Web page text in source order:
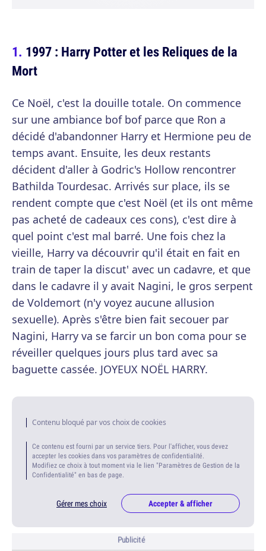
1997 : Harry Potter et les Reliques de la
Mort
Ce Noël, c'est la douille totale. On commence
sur une ambiance bof bof parce que Ron a
décidé d'abandonner Harry et Hermione peu de
temps avant. Ensuite, les deux restants
décident d'aller à Godric's Hollow rencontrer
Bathilda Tourdesac. Arrivés sur place, ils se
rendent compte que c'est Noël (et ils ont même
pas acheté de cadeaux ces cons), c'est dire à
quel point c'est mal barré. Une fois chez la
vieille, Harry va découvrir qu'il était en fait en
train de taper la discut' avec un cadavre, et que
dans le cadavre il y avait Nagini, le gros serpent
de Voldemort (n'y voyez aucune allusion
sexuelle). Après s'être bien fait secouer par
Nagini, Harry va se farcir un bon coma pour se
réveiller quelques jours plus tard avec sa
baguette cassée. JOYEUX NOËL HARRY.
Contenu bloqué par vos choix de cookies
Ce contenu est fourni par un service tiers. Pour l'afficher, vous devez
accepter les cookies dans vos paramètres de confidentialité.
Modifiez ce choix à tout moment via le lien "Paramètres de Gestion de la
Confidentialité" en bas de page.
Gérer mes choix Accepter & afficher
Publicité